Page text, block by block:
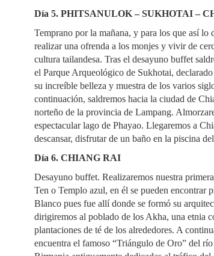
Día 5. PHITSANULOK – SUKHOTAI –
Temprano por la mañana, y para los que así lo
realizar una ofrenda a los monjes y vivir de
cultura tailandesa. Tras el desayuno buffet
el Parque Arqueológico de Sukhotai,
su increíble belleza y muestra de los varios
continuación, saldremos hacia la ciudad de
norteño de la provincia de Lampang.
espectacular lago de Phayao. Llegaremos a
descansar, disfrutar de un baño en la piscina
Día 6. CHIANG RAI
Desayuno buffet. Realizaremos nuestra
Ten o Templo azul, en él se pueden encontrar
Blanco pues fue allí donde se formó su
dirigiremos al poblado de los Akha, una etnia
plantaciones de té de los alrededores. A
encuentra el famoso “Triángulo de Oro” del